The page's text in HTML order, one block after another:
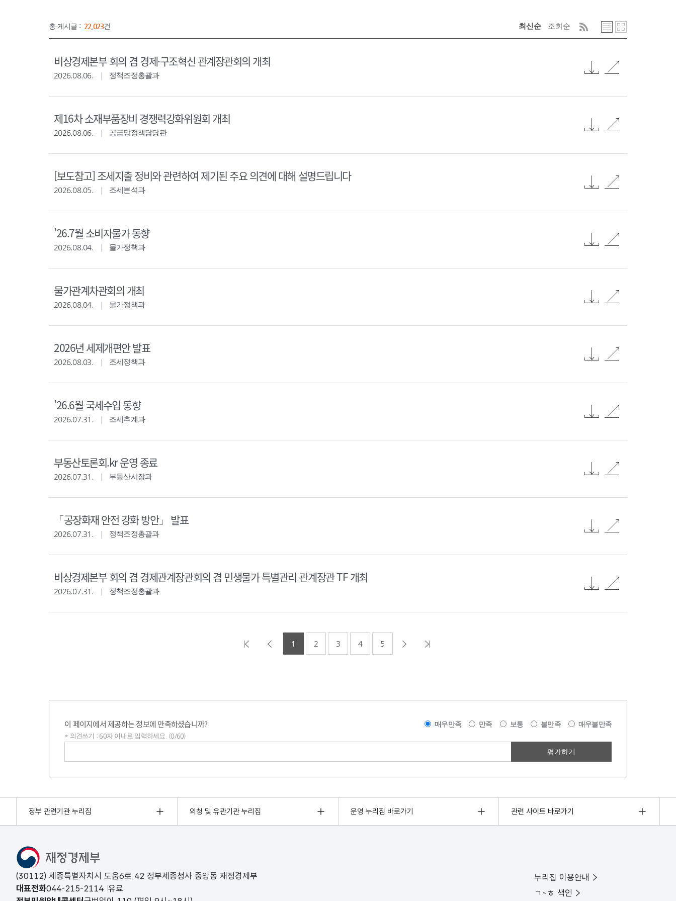
총 게시글 : 22,023건 최신순 조회순
비상경제본부 회의 겸 경제·구조혁신 관계장관회의 개최
2026.08.06. 정책조정총괄과
제16차 소재부품장비 경쟁력강화위원회 개최
2026.08.06. 공급망정책담당관
[보도참고] 조세지출 정비와 관련하여 제기된 주요 의견에 대해 설명드립니다
2026.08.05. 조세분석과
'26.7월 소비자물가 동향
2026.08.04. 물가정책과
물가관계차관회의 개최
2026.08.04. 물가정책과
2026년 세제개편안 발표
2026.08.03. 조세정책과
'26.6월 국세수입 동향
2026.07.31. 조세추계과
부동산토론회.kr 운영 종료
2026.07.31. 부동산시장과
「공장화재 안전 강화 방안」 발표
2026.07.31. 정책조정총괄과
비상경제본부 회의 겸 경제관계장관회의 겸 민생물가 특별관리 관계장관 TF 개최
2026.07.31. 정책조정총괄과
1 2 3 4 5
이 페이지에서 제공하는 정보에 만족하셨습니까? 매우만족 만족 보통 불만족 매우불만족
* 의견쓰기 : 60자 이내로 입력하세요. (0/60)
정부 관련기관 누리집 외청 및 유관기관 누리집 운영 누리집 바로가기 관련 사이트 바로가기
(30112) 세종특별자치시 도움6로 42 정부세종청사 중앙동 재정경제부
대표전화044-215-2114 유료
누리집 이용안내
ㄱ~ㅎ 색인